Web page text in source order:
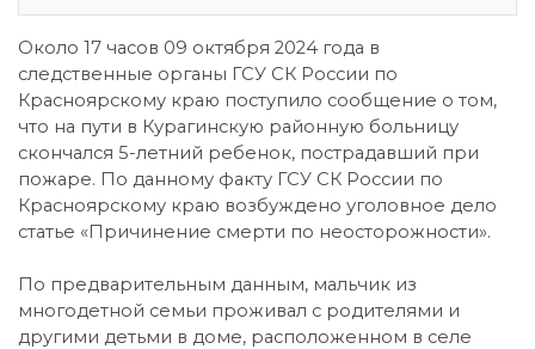
Около 17 часов 09 октября 2024 года в
следственные органы ГСУ СК России по
Красноярскому краю поступило сообщение о том,
что на пути в Курагинскую районную больницу
скончался 5-летний ребенок, пострадавший при
пожаре. По данному факту ГСУ СК России по
Красноярскому краю возбуждено уголовное дело
статье «Причинение смерти по неосторожности».
По предварительным данным, мальчик из
многодетной семьи проживал с родителями и
другими детьми в доме, расположенном в селе